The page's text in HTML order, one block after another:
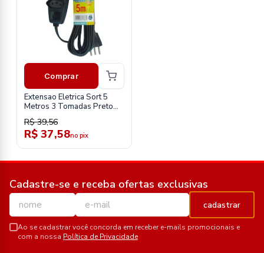
Comprar
Extensao Eletrica Sort 5
Metros 3 Tomadas Preto
2p+T 10A 250V-Daneva
R$ 39,56
R$ 37,58no pix
Cadastre-se e receba ofertas exclusivas
cadastrar
Ao se cadastrar você concorda em receber e-mails promocionais e
com a nossa Política de Privacidade